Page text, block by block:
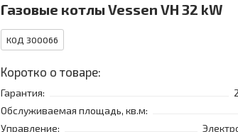
Газовые котлы Vessen VH 32 kW
КОД 300066
Коротко о товаре:
Гарантия:
Обслуживаемая площадь, кв.м:
Управление: